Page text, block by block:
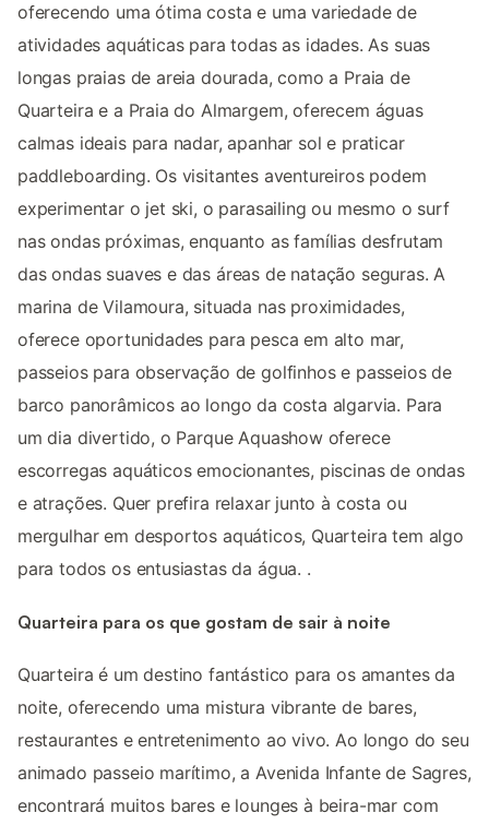
oferecendo uma ótima costa e uma variedade de
atividades aquáticas para todas as idades. As suas
longas praias de areia dourada, como a Praia de
Quarteira e a Praia do Almargem, oferecem águas
calmas ideais para nadar, apanhar sol e praticar
paddleboarding. Os visitantes aventureiros podem
experimentar o jet ski, o parasailing ou mesmo o surf
nas ondas próximas, enquanto as famílias desfrutam
das ondas suaves e das áreas de natação seguras. A
marina de Vilamoura, situada nas proximidades,
oferece oportunidades para pesca em alto mar,
passeios para observação de golfinhos e passeios de
barco panorâmicos ao longo da costa algarvia. Para
um dia divertido, o Parque Aquashow oferece
escorregas aquáticos emocionantes, piscinas de ondas
e atrações. Quer prefira relaxar junto à costa ou
mergulhar em desportos aquáticos, Quarteira tem algo
para todos os entusiastas da água. .
Quarteira para os que gostam de sair à noite
Quarteira é um destino fantástico para os amantes da
noite, oferecendo uma mistura vibrante de bares,
restaurantes e entretenimento ao vivo. Ao longo do seu
animado passeio marítimo, a Avenida Infante de Sagres,
encontrará muitos bares e lounges à beira-mar com